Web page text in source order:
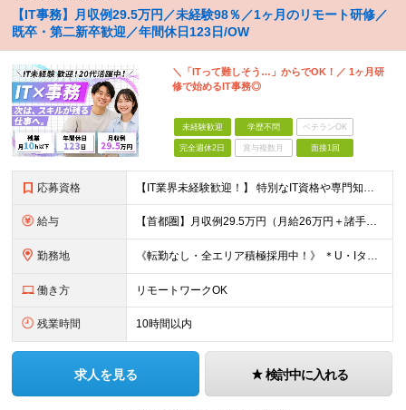
【IT事務】月収例29.5万円／未経験98％／1ヶ月のリモート研修／
既卒・第二新卒歓迎／年間休日123日/OW
＼「ITって難しそう…」からでOK！／ 1ヶ月研
修で始めるIT事務◎
未経験歓迎 学歴不問 ベテランOK
完全週休2日 賞与複数月 面接1回
応募資格 【IT業界未経験歓迎！】 特別なIT資格や専門知識は必要ありません。 ・学歴不問（文系・理系不問） ・第二新卒、既卒の方も歓迎 ・20代を中心に幅広い年代が活躍中 ・基本的なPC操作ができる方 ・タ
給与 【首都圏】月収例29.5万円（月給26万円＋諸手当） 【東海・関西】月収例28.5万円（月給25万円＋諸手当） 【九州】月収例26万円（月給23万円＋諸手当） ※経験・スキル・前職給与を踏まえ、総合
勤務地 《転勤なし・全エリア積極採用中！》 ＊U・Iターンも歓迎 ＊研修はオンライン実施 ★勤務エリアは下記よりお選びいただけます★ 【首都圏】東京・神奈川・千葉・埼玉 【東海】愛知 【関西】大阪、京都、兵庫
働き方 リモートワークOK
残業時間 10時間以内
求人を見る 検討中に入れる